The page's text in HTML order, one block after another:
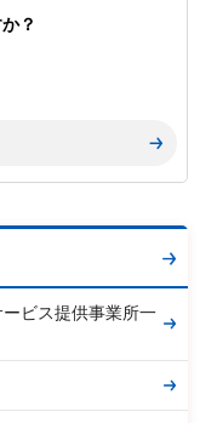
？
ビス提供事業所一